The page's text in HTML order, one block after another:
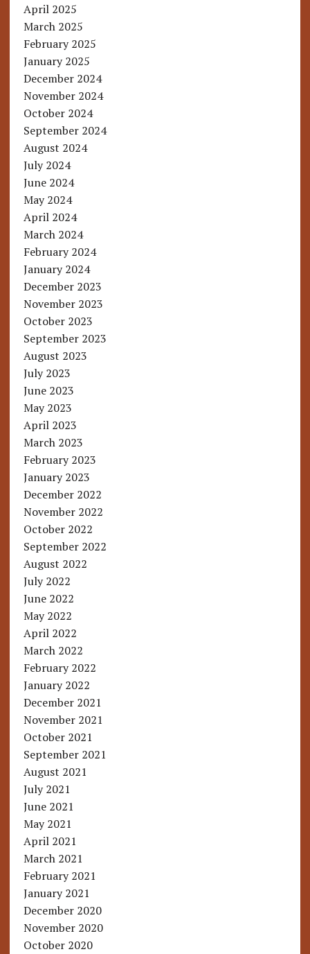
April 2025
March 2025
February 2025
January 2025
December 2024
November 2024
October 2024
September 2024
August 2024
July 2024
June 2024
May 2024
April 2024
March 2024
February 2024
January 2024
December 2023
November 2023
October 2023
September 2023
August 2023
July 2023
June 2023
May 2023
April 2023
March 2023
February 2023
January 2023
December 2022
November 2022
October 2022
September 2022
August 2022
July 2022
June 2022
May 2022
April 2022
March 2022
February 2022
January 2022
December 2021
November 2021
October 2021
September 2021
August 2021
July 2021
June 2021
May 2021
April 2021
March 2021
February 2021
January 2021
December 2020
November 2020
October 2020